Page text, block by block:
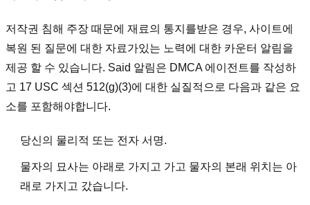
저작권 침해 주장 때문에 재료의 통지를받은 경우, 사이트에
복원 된 질문에 대한 자료가있는 노력에 대한 카운터 알림을
제공 할 수 있습니다. Said 알림은 DMCA 에이전트를 작성하
고 17 USC 섹션 512(g)(3)에 대한 실질적으로 다음과 같은 요
소를 포함해야합니다.
당신의 물리적 또는 전자 서명.
물자의 묘사는 아래로 가지고 가고 물자의 본래 위치는 아
래로 가지고 갔습니다.